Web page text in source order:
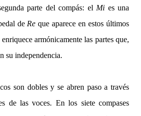
parte del compás: el Mi es una
de Re que aparece en estos últimos
armónicamente las partes que,
su independencia.
son dobles y se abren paso a través
de las voces. En los siete compases